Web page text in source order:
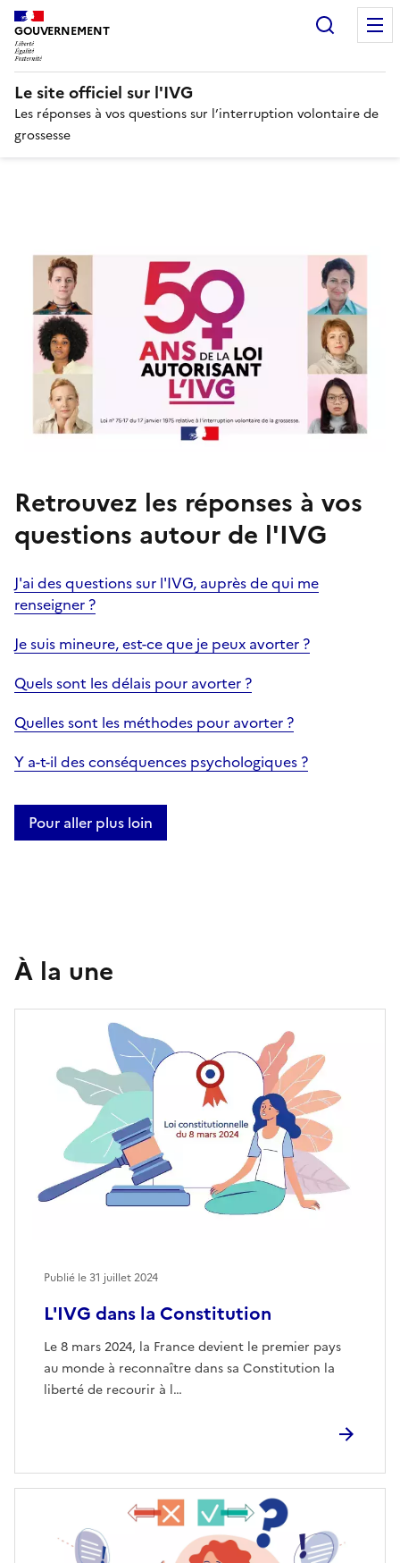
Panneau de gestion des cookies
GOUVERNEMENT
Le site officiel sur l'IVG
Les réponses à vos questions sur l’interruption volontaire de
grossesse
Retrouvez les réponses à vos
questions autour de l'IVG
J'ai des questions sur l'IVG, auprès de qui me
renseigner ?
Je suis mineure, est-ce que je peux avorter ?
Quels sont les délais pour avorter ?
Quelles sont les méthodes pour avorter ?
Y a-t-il des conséquences psychologiques ?
Pour aller plus loin
À la une
L'IVG dans la Constitution
Le 8 mars 2024, la France devient le premier pays
au monde à reconnaître dans sa Constitution la
liberté de recourir à l…
Publié le31 juillet 2024